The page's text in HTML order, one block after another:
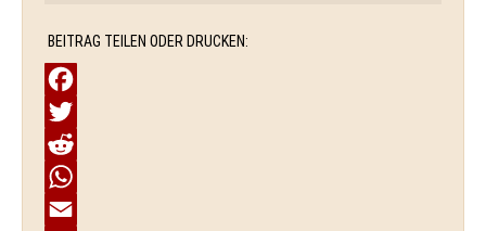
BEITRAG TEILEN ODER DRUCKEN:
F
a
c
e
T
w
R
eW